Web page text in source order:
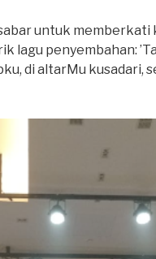
untuk memberkati
lagu penyembahan:
di altarMu kusadari,